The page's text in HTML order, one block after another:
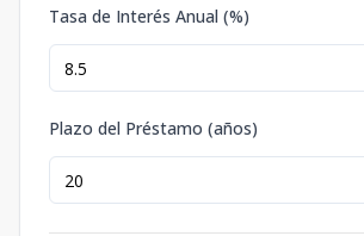
Tasa de Interés Anual (%)
Plazo del Préstamo (años)